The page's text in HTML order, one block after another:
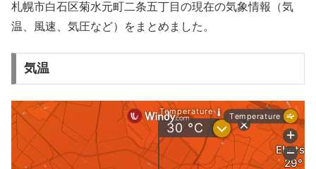
札幌市白石区菊水元町二条五丁目の現在の気象情報（気
温、風速、気圧など）をまとめました。
気温